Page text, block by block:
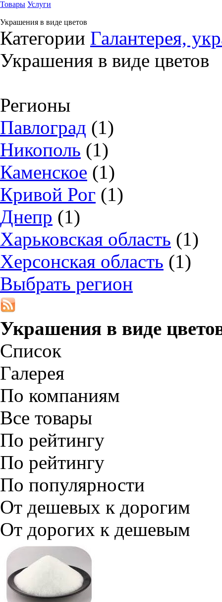
Товары Услуги
Украшения в виде цветов
Категории Галантерея,
Украшения в виде цветов
Регионы
Павлоград (1)
Никополь (1)
Каменское (1)
Кривой Рог (1)
Днепр (1)
Харьковская область (1)
Херсонская область (1)
Выбрать регион
Украшения в виде
Список
Галерея
По компаниям
Все товары
По рейтингу
По рейтингу
По популярности
От дешевых к дорогим
От дорогих к дешевым